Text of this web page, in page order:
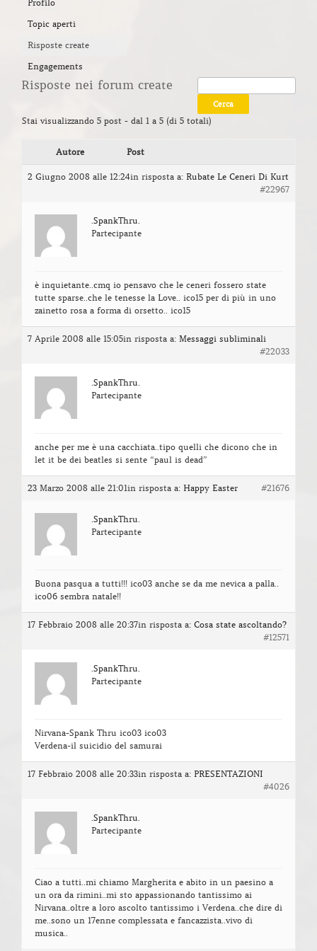
Profilo
Topic aperti
Risposte create
Engagements
Risposte nei forum create
Stai visualizzando 5 post - dal 1 a 5 (di 5 totali)
Autore Post
2 Giugno 2008 alle 12:24in risposta a: Rubate Le Ceneri Di Kurt
#22967
.SpankThru.
Partecipante
è inquietante..cmq io pensavo che le ceneri fossero state
tutte sparse..che le tenesse la Love.. ico15 per di più in uno
zainetto rosa a forma di orsetto.. ico15
7 Aprile 2008 alle 15:05in risposta a: Messaggi subliminali
#22033
.SpankThru.
Partecipante
anche per me è una cacchiata..tipo quelli che dicono che in
let it be dei beatles si sente “paul is dead”
23 Marzo 2008 alle 21:01in risposta a: Happy Easter #21676
.SpankThru.
Partecipante
Buona pasqua a tutti!!! ico03 anche se da me nevica a palla..
ico06 sembra natale!!
17 Febbraio 2008 alle 20:37in risposta a: Cosa state ascoltando?
#12571
.SpankThru.
Partecipante
Nirvana-Spank Thru ico03 ico03
Verdena-il suicidio del samurai
17 Febbraio 2008 alle 20:33in risposta a: PRESENTAZIONI
#4026
.SpankThru.
Partecipante
Ciao a tutti..mi chiamo Margherita e abito in un paesino a
un ora da rimini..mi sto appassionando tantissimo ai
Nirvana..oltre a loro ascolto tantissimo i Verdena..che dire di
me..sono un 17enne complessata e fancazzista..vivo di
musica..